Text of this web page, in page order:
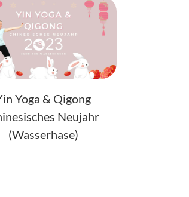
Yoga & Qigong
Neujahr
(Wasserhase)